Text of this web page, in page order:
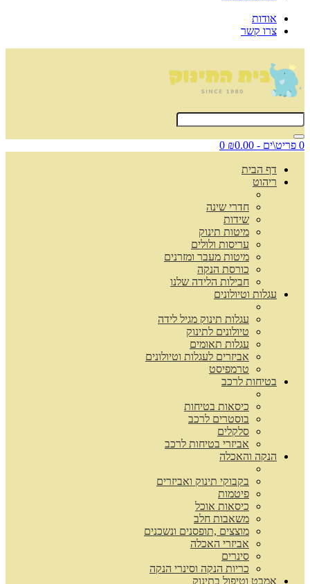
אודות
צרו קשר
0 פריט\ים - ₪0.00 0
דף הבית
ריהוט
חדרי שינה
שידות
מיטות תינוק
עריסות ולולים
מיטות מעבר ומזרנים
כורסת הנקה
חבילות הלידה שלנו
עגלות וטיולונים
עגלות תינוק מגיל לידה
טיולונים לתינוק
עגלות תאומים
אביזרים לעגלות וטיולונים
טרמפיסט
בטיחות לרכב
כיסאות בטיחות
בוסטרים לרכב
סלקלים
אביזרי בטיחות לרכב
הנקה והאכלה
בקבוקי תינוק ואביזרים
פיטמות
כיסאות אוכל
משאבות חלב
מוצצים ,תופסנים ונשכנים
אביזרי האכלה
סינרים
כריות הנקה וסינרי הנקה
אמבט וטיפול בתינוק